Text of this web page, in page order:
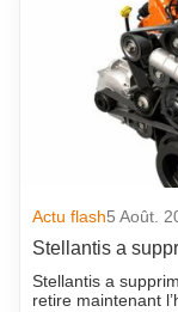
Actu flash5 Août.
Stellantis a
Stellantis a
retire maintenant